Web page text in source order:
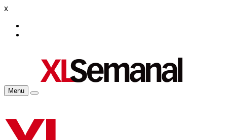
x
Menu